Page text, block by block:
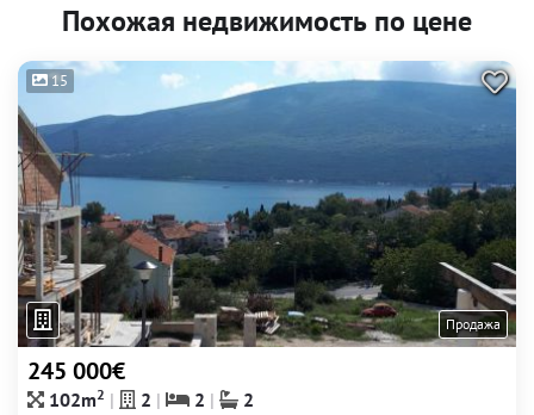
Похожая недвижимость по цене
15
Продажа
245 000€
102m2 2 2 2